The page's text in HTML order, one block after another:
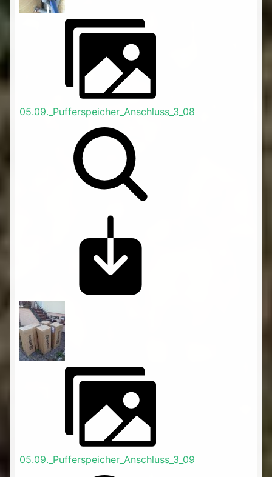
05.09._Pufferspeicher_Anschluss_3_08
05.09._Pufferspeicher_Anschluss_3_09